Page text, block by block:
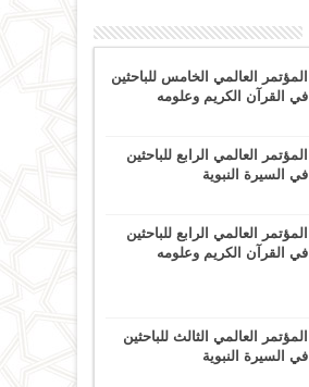
المؤتمر العالمي الخامس للباحثين
في القرآن الكريم وعلومه
المؤتمر العالمي الرابع للباحثين
في السيرة النبوية
المؤتمر العالمي الرابع للباحثين
في القرآن الكريم وعلومه
المؤتمر العالمي الثالث للباحثين
في السيرة النبوية